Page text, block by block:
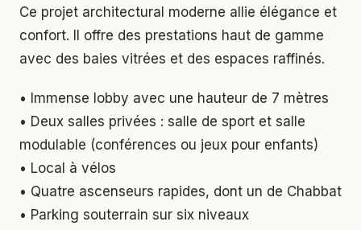
Ce projet architectural moderne allie élégance et
confort. Il offre des prestations haut de gamme
avec des baies vitrées et des espaces raffinés.
• Immense lobby avec une hauteur de 7 mètres
• Deux salles privées : salle de sport et salle
modulable (conférences ou jeux pour enfants)
• Local à vélos
• Quatre ascenseurs rapides, dont un de Chabbat
• Parking souterrain sur six niveaux